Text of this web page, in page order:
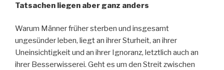
Tatsachen liegen aber ganz anders
Warum Männer früher sterben und insgesamt
ungesünder leben, liegt an ihrer Sturheit, an ihrer
Uneinsichtigkeit und an ihrer Ignoranz, letztlich auch an
ihrer Besserwisserei. Geht es um den Streit zwischen